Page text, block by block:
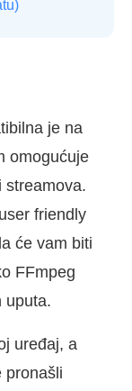
je na
omogućuje
streamova.
friendly
će vam biti
FFmpeg
uputa.
uređaj, a
pronašli